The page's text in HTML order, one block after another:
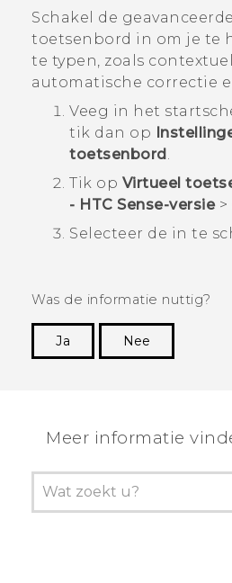
Schakel de
toetsenbord in om je te
te typen, zoals
automatische correctie
Veeg in het
tik dan op
toetsenbord
Tik op Virtueel
- HTC Sense-versie>
Selecteer de in te
Was de informatie nuttig?
Ja
Nee
Meer informatie